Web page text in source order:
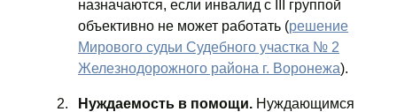
назначаются, если инвалид с III группой
объективно не может работать (решение
Мирового судьи Судебного участка № 2
Железнодорожного района г. Воронежа).
Нуждаемость в помощи. Нуждающимся